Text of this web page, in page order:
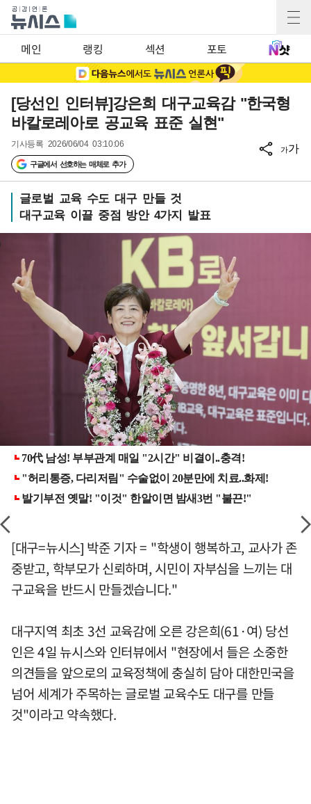
메인 랭킹 섹션 포토
[당선인 인터뷰]강은희 대구교육감 "한국형
바칼로레아로 공교육 표준 실현"
기사등록 2026/06/04 03:10:06
구글에서 선호하는 매체로 추가
가가
글로벌 교육 수도 대구 만들 것
대구교육 이끌 중점 방안 4가지 발표
[대구=뉴시스] 박준 기자 = "학생이 행복하고, 교사가 존
중받고, 학부모가 신뢰하며, 시민이 자부심을 느끼는 대
구교육을 반드시 만들겠습니다."
대구지역 최초 3선 교육감에 오른 강은희(61·여) 당선
인은 4일 뉴시스와 인터뷰에서 "현장에서 들은 소중한
의견들을 앞으로의 교육정책에 충실히 담아 대한민국을
넘어 세계가 주목하는 글로벌 교육수도 대구를 만들
것"이라고 약속했다.